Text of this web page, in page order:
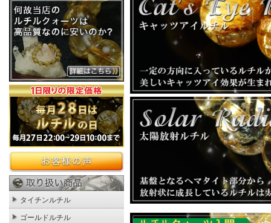
タイチンルチル
ゴールドルチル